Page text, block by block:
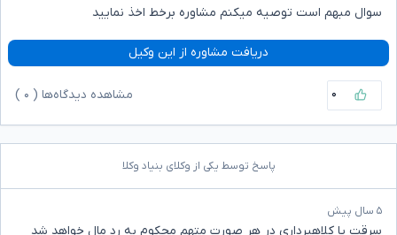
سوال مبهم است توصیه میکنم مشاوره برخط اخذ نمایید
دریافت مشاوره از این وکیل
۰ مشاهده دیدگاه‌ها ( ۰
پاسخ توسط یکی از وکلای بنیاد وکلا
۵ سال پیش
سرقت یا کلاهبرداری در هر صورت متهم محکوم به رد مال خواهد شد